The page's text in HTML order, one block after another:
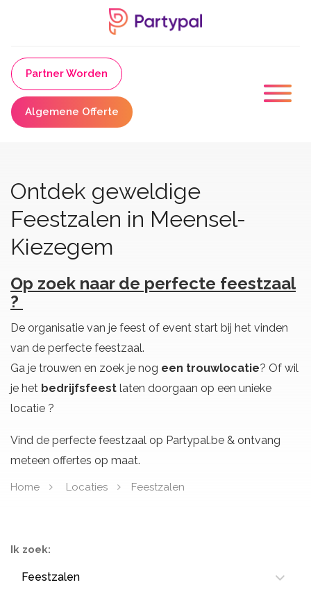
Partner Worden
Algemene Offerte
Ontdek geweldige
Feestzalen in Meensel-
Kiezegem
Op zoek naar de perfecte feestzaal
?
De organisatie van je feest of event start bij het vinden
van de perfecte feestzaal.
Ga je trouwen en zoek je nog een trouwlocatie? Of wil
je het bedrijfsfeest laten doorgaan op een unieke
locatie ?
Vind de perfecte feestzaal op Partypal.be & ontvang
meteen offertes op maat.
Home Locaties Feestzalen
Ik zoek:
Feestzalen